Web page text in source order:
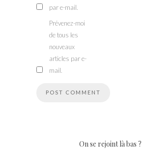
par e-mail.
Prévenez-moi
de tous les
nouveaux
articles par e-
mail.
On se rejoint là bas ?